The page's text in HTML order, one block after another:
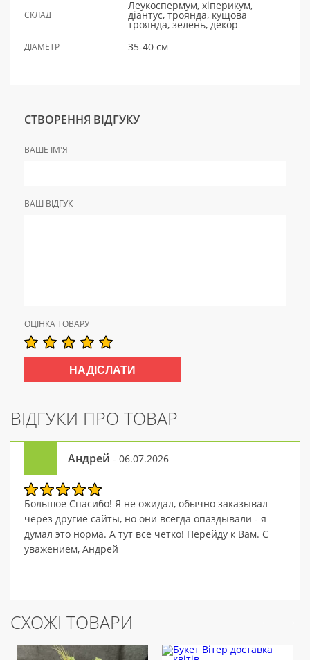
СКЛАД
Леукоспермум, хіперикум,
діантус, троянда, кущова
троянда, зелень, декор
ДІАМЕТР 35-40 см
СТВОРЕННЯ ВІДГУКУ
ВАШЕ ІМ'Я
ВАШ ВІДГУК
ОЦІНКА ТОВАРУ
ВІДГУКИ ПРО ТОВАР
Андрей - 06.07.2026
Большое Спасибо! Я не ожидал, обычно заказывал
через другие сайты, но они всегда опаздывали - я
думал это норма. А тут все четко! Перейду к Вам. С
уважением, Андрей
СХОЖІ ТОВАРИ